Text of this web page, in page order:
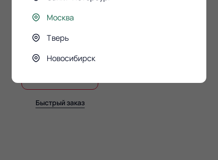
Конфеты Raffaello 150гр.
Быстрый заказ
Москва
Тверь
Новосибирск